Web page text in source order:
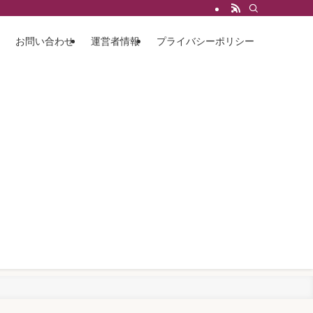
お問い合わせ 運営者情報 プライバシーポリシー